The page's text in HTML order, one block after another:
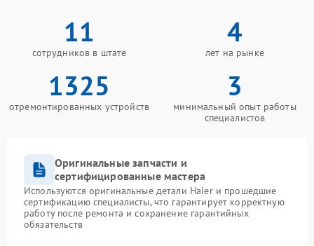
11
сотрудников в штате
4
лет на рынке
1325
отремонтированных устройств
3
минимальный опыт работы
специалистов
Оригинальные запчасти и
сертифицированные мастера
Используются оригинальные детали Haier и прошедшие
сертификацию специалисты, что гарантирует корректную
работу после ремонта и сохранение гарантийных
обязательств